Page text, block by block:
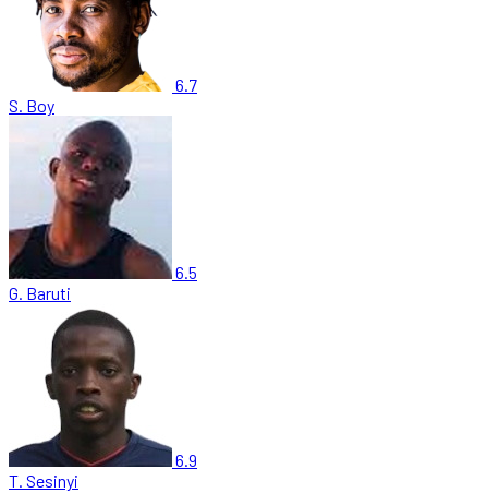
6.7
S. Boy
6.5
G. Baruti
6.9
T. Sesinyi